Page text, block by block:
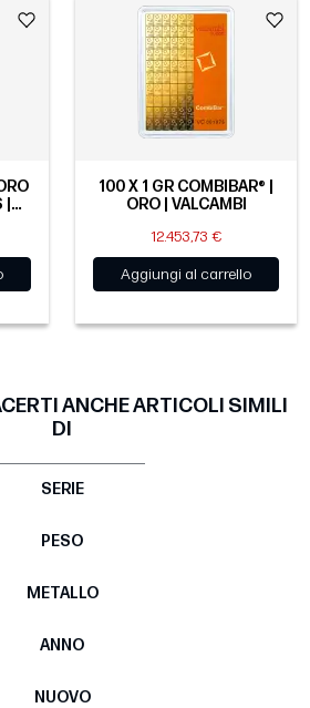
100 X 1 GR COMBIBAR® |
ORO | VALCAMBI
12.453,73 €
Aggiungi al carrello
ANCHE ARTICOLI SIMILI
DI
SERIE
PESO
METALLO
ANNO
NUOVO